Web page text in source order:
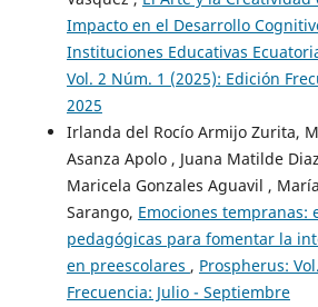
Impacto en el Desarrollo
Instituciones Educativas
Vol. 2 Núm. 1 (2025): Edición
2025
Irlanda del Rocío Armijo Zurita,
Asanza Apolo , Juana Matilde
Maricela Gonzales Aguavil ,
Sarango, Emociones tempranas:
pedagógicas para fomentar la
en preescolares , Prospherus:
Frecuencia: Julio - Septiembre